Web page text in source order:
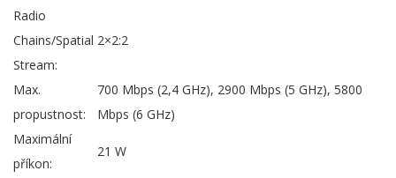
Radio
Chains/Spatial
Stream:
2×2:2
Max.
propustnost:
700 Mbps (2,4 GHz), 2900 Mbps (5 GHz), 5800
Mbps (6 GHz)
Maximální
příkon:
21 W